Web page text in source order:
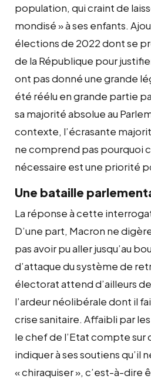
population, qui craint de
mondisé » à ses enfants.
élections de 2022 dont se
de la République pour
ont pas donné une grande
été réélu en grande partie
sa majorité absolue au
contexte, l’écrasante
ne comprend pas pourquoi
nécessaire est une priorité
Une bataille
La réponse à cette
D’une part, Macron ne
pas avoir pu aller jusqu’au
d’attaque du système de
électorat attend d’ailleurs
l’ardeur néolibérale dont il
crise sanitaire. Affaibli par
le chef de l’Etat compte
indiquer à ses soutiens qu’il
« chiraquiser », c’est-à-dire